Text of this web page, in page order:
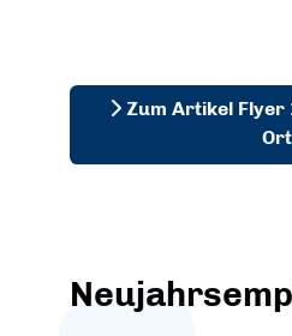
Zum Artikel Flyer
Ort